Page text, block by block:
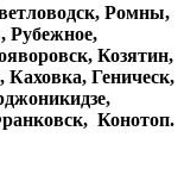
Ромны,
Рубежное,
Козятин,
Геническ,
Конотоп.